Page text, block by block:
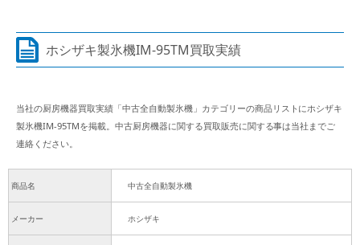
ホシザキ製氷機IM-95TM買取実績
当社の厨房機器買取実績「中古全自動製氷機」カテゴリーの商品リストにホシザキ
製氷機IM-95TMを掲載。中古厨房機器に関する買取販売に関する事は当社までご
連絡ください。
商品名 中古全自動製氷機
メーカー ホシザキ